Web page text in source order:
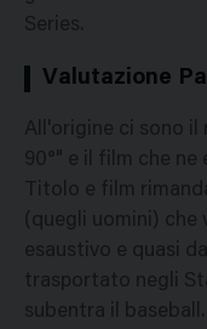
Series.
Valutazione
All'origine ci sono il
90°" e il film che
Titolo e film
(quegli uomini)
esaustivo e quasi
trasportato negli
subentra il